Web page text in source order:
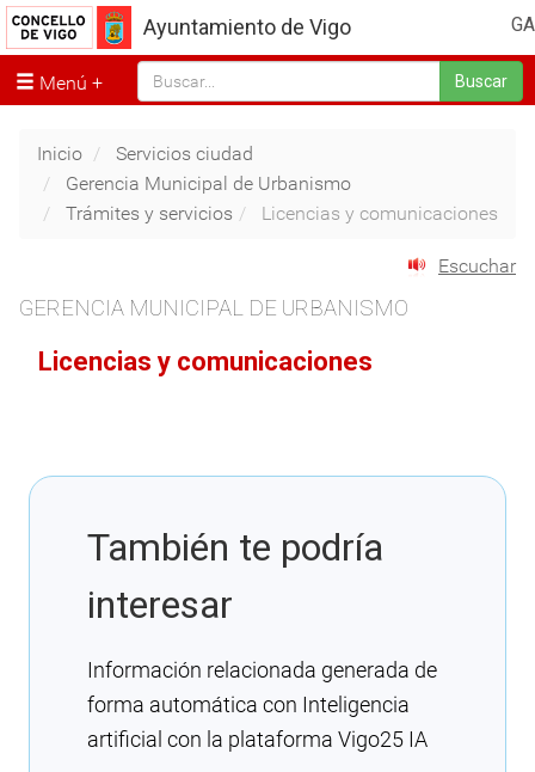
GA
Ayuntamiento de Vigo
Menú Buscar
Inicio
Servicios ciudad
Gerencia Municipal de Urbanismo
Trámites y servicios
Licencias y comunicaciones
Escuchar
GERENCIA MUNICIPAL DE URBANISMO
Licencias y comunicaciones
También te podría
interesar
Información relacionada generada de
forma automática con Inteligencia
artificial con la plataforma Vigo25 IA